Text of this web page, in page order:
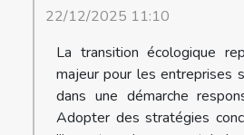
22/12/2025 11:10
La transition écologique
majeur pour les entreprises
dans une démarche
Adopter des stratégies